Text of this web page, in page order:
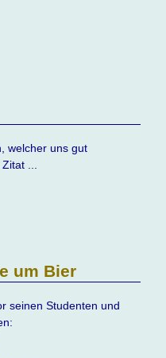
welcher uns gut
...
um Bier
seinen Studenten und